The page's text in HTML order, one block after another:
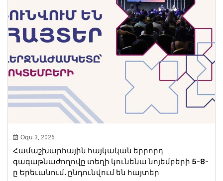
Օգս 3, 2026
Համաշխարհային հայկական երրորդ
գագաթնաժողովը տեղի կունենա նոյեմբերի 5-8-
ը Երեւանում. ընդունվում են հայտեր